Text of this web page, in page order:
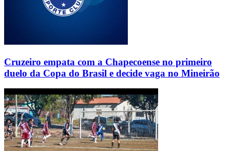
Cruzeiro empata com a Chapecoense no primeiro
duelo da Copa do Brasil e decide vaga no Mineirão